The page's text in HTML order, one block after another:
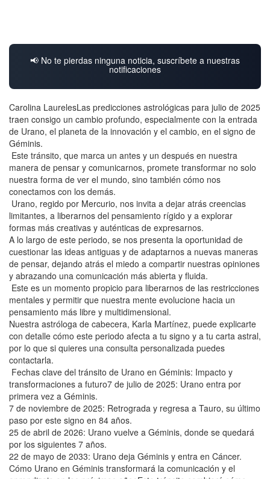
📢 No te pierdas ninguna noticia, suscríbete a nuestras
notificaciones
Carolina LaurelesLas predicciones astrológicas para julio de 2025
traen consigo un cambio profundo, especialmente con la entrada
de Urano, el planeta de la innovación y el cambio, en el signo de
Géminis.
Este tránsito, que marca un antes y un después en nuestra
manera de pensar y comunicarnos, promete transformar no solo
nuestra forma de ver el mundo, sino también cómo nos
conectamos con los demás.
Urano, regido por Mercurio, nos invita a dejar atrás creencias
limitantes, a liberarnos del pensamiento rígido y a explorar
formas más creativas y auténticas de expresarnos.
A lo largo de este periodo, se nos presenta la oportunidad de
cuestionar las ideas antiguas y de adaptarnos a nuevas maneras
de pensar, dejando atrás el miedo a compartir nuestras opiniones
y abrazando una comunicación más abierta y fluida.
Este es un momento propicio para liberarnos de las restricciones
mentales y permitir que nuestra mente evolucione hacia un
pensamiento más libre y multidimensional.
Nuestra astróloga de cabecera, Karla Martínez, puede explicarte
con detalle cómo este periodo afecta a tu signo y a tu carta astral,
por lo que si quieres una consulta personalizada puedes
contactarla.
Fechas clave del tránsito de Urano en Géminis: Impacto y
transformaciones a futuro7 de julio de 2025: Urano entra por
primera vez a Géminis.
7 de noviembre de 2025: Retrograda y regresa a Tauro, su último
paso por este signo en 84 años.
25 de abril de 2026: Urano vuelve a Géminis, donde se quedará
por los siguientes 7 años.
22 de mayo de 2033: Urano deja Géminis y entra en Cáncer.
Cómo Urano en Géminis transformará la comunicación y el